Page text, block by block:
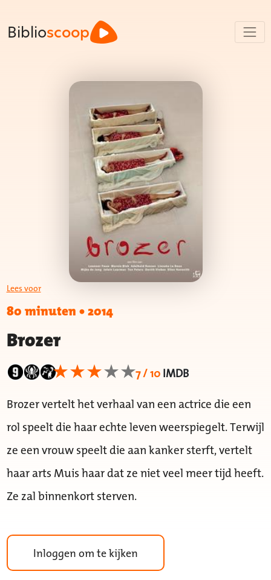
Biblioscoop
Lees voor
80 minuten•2014
Brozer
7 / 10IMDB
Brozer vertelt het verhaal van een actrice die een
rol speelt die haar echte leven weerspiegelt. Terwijl
ze een vrouw speelt die aan kanker sterft, vertelt
haar arts Muis haar dat ze niet veel meer tijd heeft.
Ze zal binnenkort sterven.
Inloggen om te kijken